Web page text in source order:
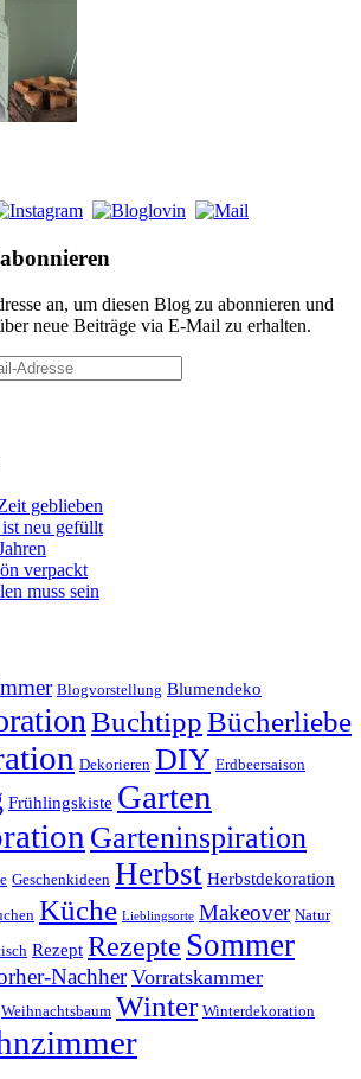
an, um diesen Blog zu abonnieren und
neue Beiträge via E-Mail zu erhalten.
geblieben
neu gefüllt
verpackt
muss sein
Blogvorstellung Blumendeko
BuchtippBücherliebe
Dekorieren DIY Erdbeersaison
Frühlingskiste Garten
Garteninspiration
Geschenkideen Herbst Herbstdekoration
Küche Lieblingsorte Makeover Natur
Rezept Rezepte Sommer
Nachher Vorratskammer
Weihnachtsbaum Winter Winterdekoration